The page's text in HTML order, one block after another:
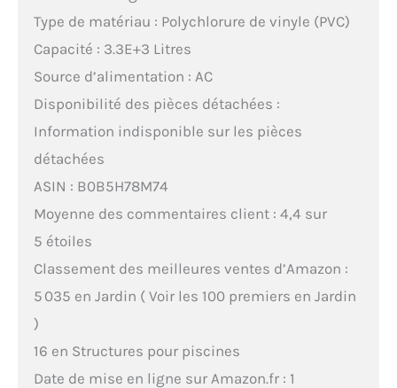
Type de matériau : Polychlorure de vinyle (PVC)
Capacité : 3.3E+3 Litres
Source d’alimentation : AC
Disponibilité des pièces détachées :
Information indisponible sur les pièces
détachées
ASIN : B0B5H78M74
Moyenne des commentaires client : 4,4 sur
5 étoiles
Classement des meilleures ventes d’Amazon :
5 035 en Jardin ( Voir les 100 premiers en Jardin
)
16 en Structures pour piscines
Date de mise en ligne sur Amazon.fr : 1